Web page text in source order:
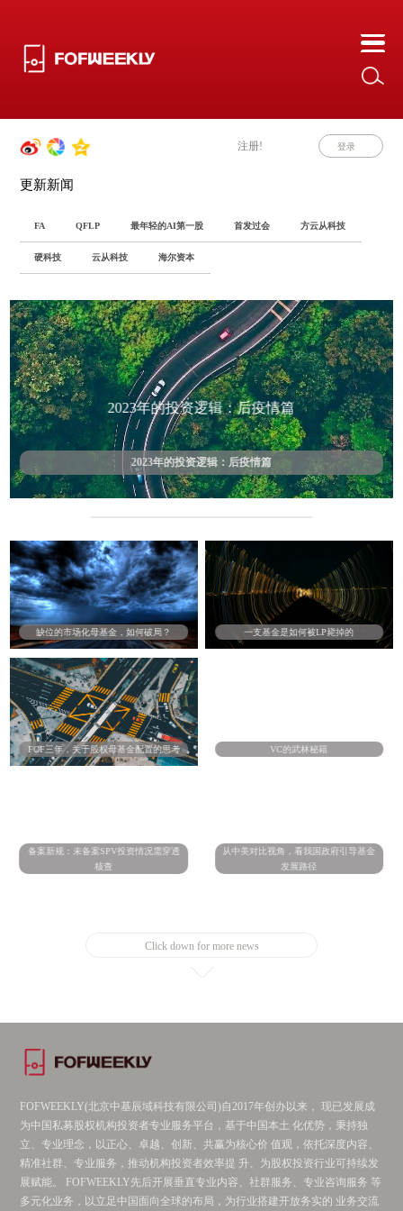
注册! 登录
更新新闻
FA QFLP 最年轻的AI第一股 首发过会 方云从科技
硬科技 云从科技 海尔资本
2023年的投资逻辑：后疫情篇
2023年的投资逻辑：后疫情篇
缺位的市场化母基金，如何破局？ 一支基金是如何被LP毙掉的
FOF三年，关于股权母基金配置的思考 VC的武林秘籍
备案新规：未备案SPV投资情况需穿透
核查
从中美对比视角，看我国政府引导基金
发展路径
Click down for more news
FOFWEEKLY(北京中基辰域科技有限公司)自2017年创办以来， 现已发展成
为中国私募股权机构投资者专业服务平台，基于中国本土 化优势，秉持独
立、专业理念，以正心、卓越、创新、共赢为核心价 值观，依托深度内容、
精准社群、专业服务，推动机构投资者效率提 升、为股权投资行业可持续发
展赋能。 FOFWEEKLY先后开展垂直专业内容、社群服务、专业咨询服务 等
多元化业务，以立足中国面向全球的布局，为行业搭建开放务实的 业务交流